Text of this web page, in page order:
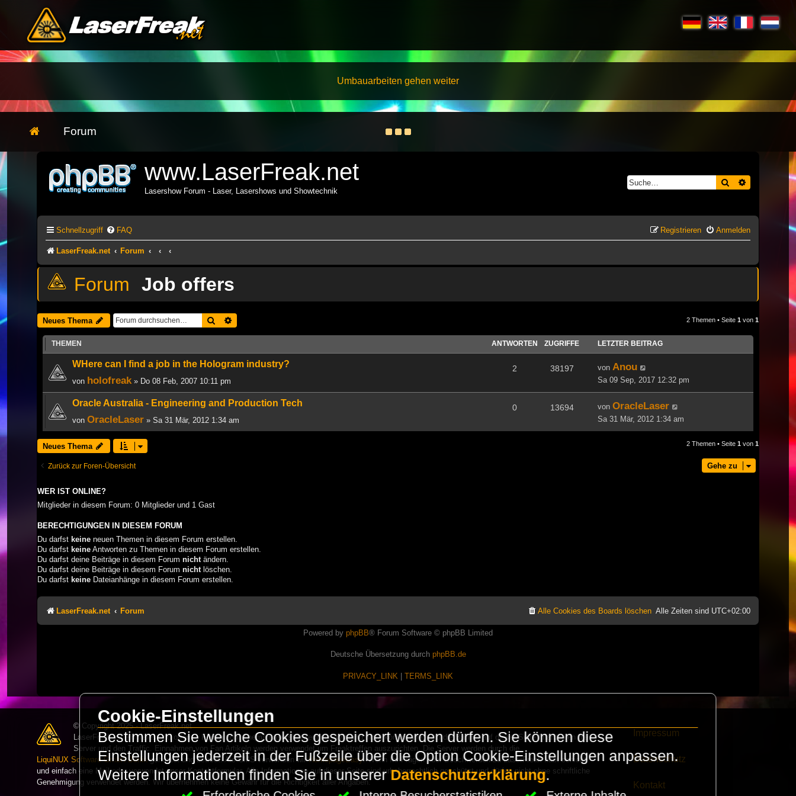
Umbauarbeiten gehen weiter
Forum
www.LaserFreak.net
Lasershow Forum - Laser, Lasershows und Showtechnik
Suche Erweiterte
Schnellzugriff FAQ Anmelden
Registrieren
LaserFreak.net Forum
Job offers
Neues Thema Suche 2 Themen • Seite 1 von 1
THEMEN ANTWORTEN ZUGRIFFE LETZTER BEITRAG
WHere can I find a job in the Hologram industry?
von holofreak » Do 08 Feb, 2007 10:11 pm
2 38197 von Anou
Sa 09 Sep, 2017 12:32 pm
Oracle Australia - Engineering and Production Tech
von OracleLaser » Sa 31 Mär, 2012 1:34 am
0 13694 von OracleLaser
Sa 31 Mär, 2012 1:34 am
Neues Thema 2 Themen • Seite 1 von 1
Zurück zur Foren-Übersicht Gehe zu
WER IST ONLINE?
Mitglieder in diesem Forum: 0 Mitglieder und 1 Gast
BERECHTIGUNGEN IN DIESEM FORUM
Du darfst keine neuen Themen in diesem Forum erstellen.
Du darfst keine Antworten zu Themen in diesem Forum erstellen.
Du darfst deine Beiträge in diesem Forum nicht ändern.
Du darfst deine Beiträge in diesem Forum nicht löschen.
Du darfst keine Dateianhänge in diesem Forum erstellen.
LaserFreak.net Forum Alle Zeiten sind UTC+02:00
Alle Cookies des Boards löschen
Powered by phpBB® Forum Software © phpBB Limited
Deutsche Übersetzung durch phpBB.de
PRIVACY_LINK TERMS_LINK
© Copyright 2025 - LaserFreak.net
LaserFreak ist ein freies und offenes Forum zum Thema Lasershowtechnik. Wir sind nicht kommerziell und die Banner auf dieser Seite finanzieren die
Server und den Traffic. Einnahmen von Fan Artikeln werden verwendet um Freaktreffen auszurichten. Die Server werden durch die
LiquiNUX Software GmbH Berlingehostet und betreut. Als CMS verwenden wirHomepageEasy. Wenn Ihr Fragen oder Beschwerden zu LaserFreak habt schickt
und einfach eine Mail oder verwendet unser Kontaktformular. Alle Informationen auf dieser Seite sind urheberrechtlich geschützt und dürfen nicht ohne schriftliche
Genehmigung verwendet werden. Wir übernehmen keine Gewähr für die Richtigkeit aller Angaben.
Impressum
Datenschutz
Kontakt
Cookie-Einstellungen
Bestimmen Sie welche Cookies gespeichert werden dürfen. Sie können diese
Einstellungen jederzeit in der Fußzeile über die Option Cookie-Einstellungen anpassen.
Weitere Informationen finden Sie in unsererDatenschutzerklärung.